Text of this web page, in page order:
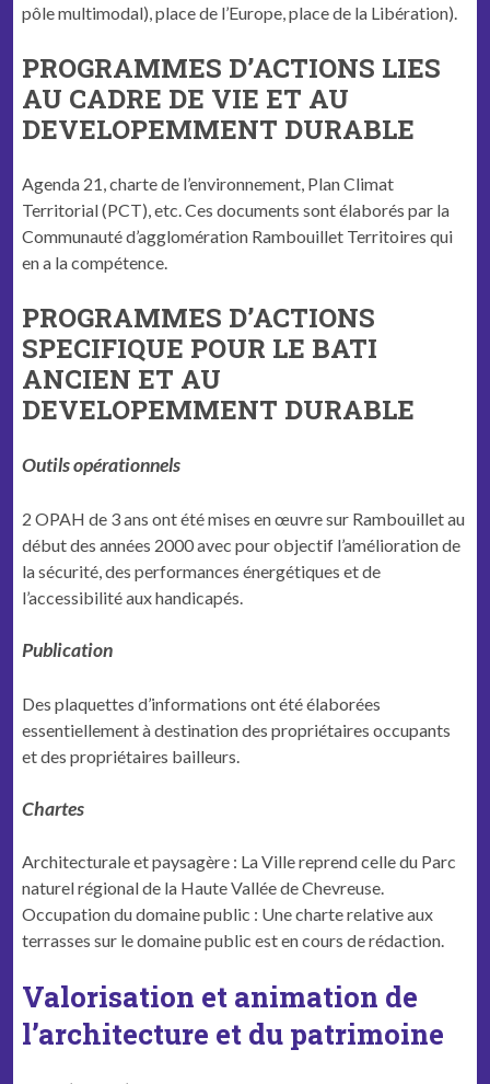
pôle multimodal), place de l’Europe, place de la Libération).
PROGRAMMES D’ACTIONS LIES
AU CADRE DE VIE ET AU
DEVELOPEMMENT DURABLE
Agenda 21, charte de l’environnement, Plan Climat
Territorial (PCT), etc. Ces documents sont élaborés par la
Communauté d’agglomération Rambouillet Territoires qui
en a la compétence.
PROGRAMMES D’ACTIONS
SPECIFIQUE POUR LE BATI
ANCIEN ET AU
DEVELOPEMMENT DURABLE
Outils opérationnels
2 OPAH de 3 ans ont été mises en œuvre sur Rambouillet au
début des années 2000 avec pour objectif l’amélioration de
la sécurité, des performances énergétiques et de
l’accessibilité aux handicapés.
Publication
Des plaquettes d’informations ont été élaborées
essentiellement à destination des propriétaires occupants
et des propriétaires bailleurs.
Chartes
Archi­tec­turale et paysagère : La Ville reprend celle du Parc
naturel région­al de la Haute Val­lée de Chevreuse.
Occupation du domaine public : Une charte relative aux
terrasses sur le domaine public est en cours de rédaction.
Valorisation et animation de
l’architecture et du patrimoine